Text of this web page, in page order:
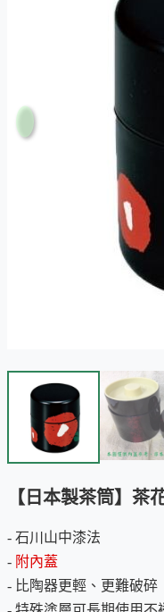
【日本製茶筒】茶
- 石川山中漆法
- 附內蓋
- 比陶器更輕、更難破碎